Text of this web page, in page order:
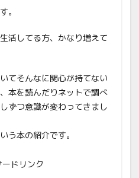
。
活してる方、かなり増えて
てそんなに関心が持てない
本を読んだりネットで調べ
ずつ意識が変わってきまし
う本の紹介です。
ードリンク